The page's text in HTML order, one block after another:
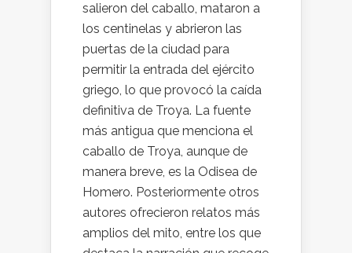
salieron del caballo, mataron a
los centinelas y abrieron las
puertas de la ciudad para
permitir la entrada del ejército
griego, lo que provocó la caída
definitiva de Troya. La fuente
más antigua que menciona el
caballo de Troya, aunque de
manera breve, es la Odisea de
Homero. Posteriormente otros
autores ofrecieron relatos más
amplios del mito, entre los que